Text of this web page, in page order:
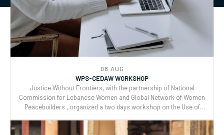
WPS-CEDAW WORKSHOP
Justice Without Frontiers, with the partnership of National
Commission for Lebanese Women and Global Network of Women
Peacebuilders , organized a two days workshop on the Use of
CEDAW General Recommendations (GRs) 30 and for Monitoring,
Reporting and Joint implementation of the Women, Peace, and
and CEDAW.